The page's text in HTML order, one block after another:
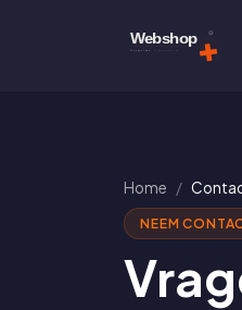
Home
NEEM